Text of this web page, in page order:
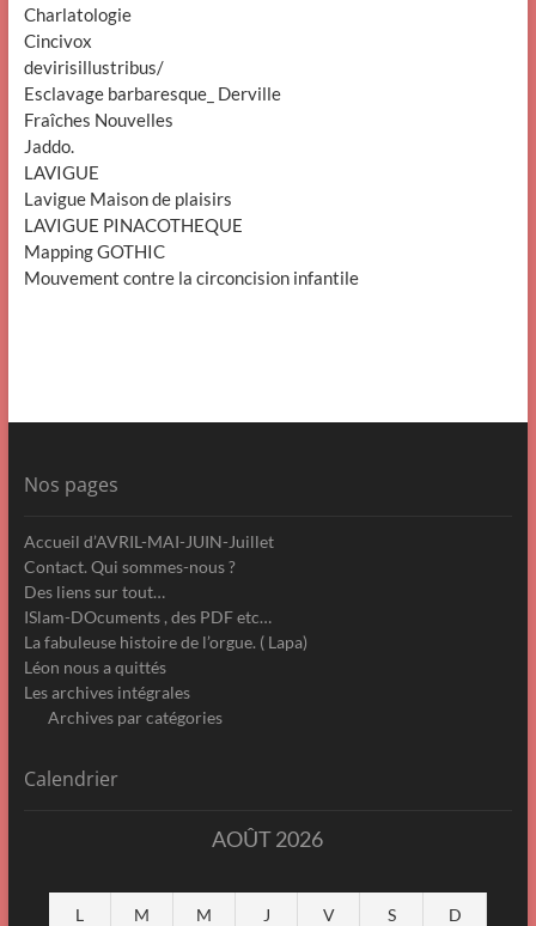
Charlatologie
Cincivox
devirisillustribus/
Esclavage barbaresque_ Derville
Fraîches Nouvelles
Jaddo.
LAVIGUE
Lavigue Maison de plaisirs
LAVIGUE PINACOTHEQUE
Mapping GOTHIC
Mouvement contre la circoncision infantile
Nos pages
Accueil d’AVRIL-MAI-JUIN-Juillet
Contact. Qui sommes-nous ?
Des liens sur tout…
ISlam-DOcuments , des PDF etc…
La fabuleuse histoire de l’orgue. ( Lapa)
Léon nous a quittés
Les archives intégrales
Archives par catégories
Calendrier
AOÛT 2026
L M M J V S D